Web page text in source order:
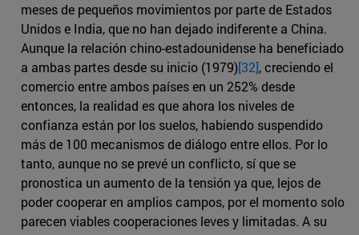
meses de pequeños movimientos por parte de Estados
Unidos e India, que no han dejado indiferente a China.
Aunque la relación chino-estadounidense ha beneficiado
a ambas partes desde su inicio (1979)[32], creciendo el
comercio entre ambos países en un 252% desde
entonces, la realidad es que ahora los niveles de
confianza están por los suelos, habiendo suspendido
más de 100 mecanismos de diálogo entre ellos. Por lo
tanto, aunque no se prevé un conflicto, sí que se
pronostica un aumento de la tensión ya que, lejos de
poder cooperar en amplios campos, por el momento solo
parecen viables cooperaciones leves y limitadas. A su